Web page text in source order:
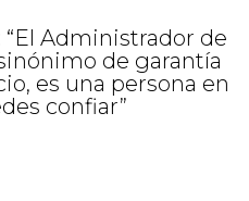
“El Administrador de
de garantía
es una persona en
confiar”